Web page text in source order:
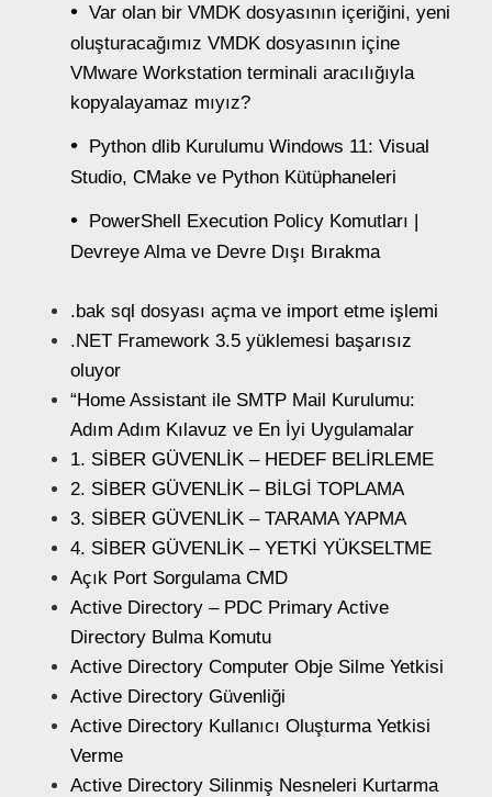
Var olan bir VMDK dosyasının içeriğini, yeni
oluşturacağımız VMDK dosyasının içine
VMware Workstation terminali aracılığıyla
kopyalayamaz mıyız?
Python dlib Kurulumu Windows 11: Visual
Studio, CMake ve Python Kütüphaneleri
PowerShell Execution Policy Komutları |
Devreye Alma ve Devre Dışı Bırakma
.bak sql dosyası açma ve import etme işlemi
.NET Framework 3.5 yüklemesi başarısız
oluyor
“Home Assistant ile SMTP Mail Kurulumu:
Adım Adım Kılavuz ve En İyi Uygulamalar
1. SİBER GÜVENLİK – HEDEF BELİRLEME
2. SİBER GÜVENLİK – BİLGİ TOPLAMA
3. SİBER GÜVENLİK – TARAMA YAPMA
4. SİBER GÜVENLİK – YETKİ YÜKSELTME
Açık Port Sorgulama CMD
Active Directory – PDC Primary Active
Directory Bulma Komutu
Active Directory Computer Obje Silme Yetkisi
Active Directory Güvenliği
Active Directory Kullanıcı Oluşturma Yetkisi
Verme
Active Directory Silinmiş Nesneleri Kurtarma